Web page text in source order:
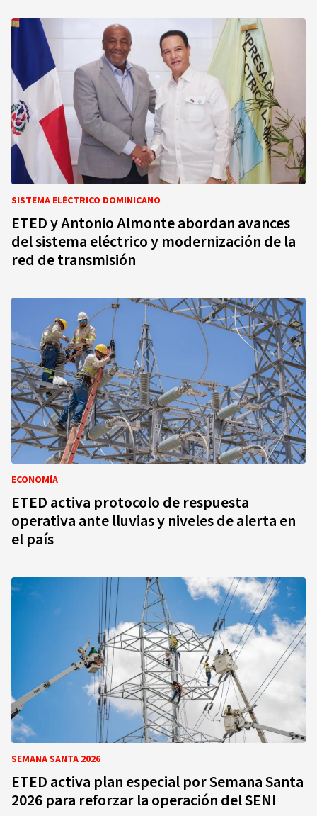
SISTEMA ELÉCTRICO DOMINICANO
ETED y Antonio Almonte abordan avances
del sistema eléctrico y modernización de la
red de transmisión
ECONOMÍA
ETED activa protocolo de respuesta
operativa ante lluvias y niveles de alerta en
el país
SEMANA SANTA 2026
ETED activa plan especial por Semana Santa
2026 para reforzar la operación del SENI